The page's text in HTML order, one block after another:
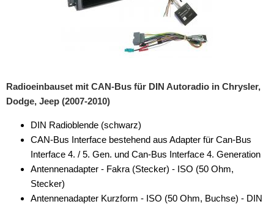
Radioeinbauset mit CAN-Bus für DIN Autoradio in Chrysler,
Dodge, Jeep (2007-2010)
DIN Radioblende (schwarz)
CAN-Bus Interface bestehend aus Adapter für Can-Bus
Interface 4. / 5. Gen. und Can-Bus Interface 4. Generation
Antennenadapter - Fakra (Stecker) - ISO (50 Ohm,
Stecker)
Antennenadapter Kurzform - ISO (50 Ohm, Buchse) - DIN